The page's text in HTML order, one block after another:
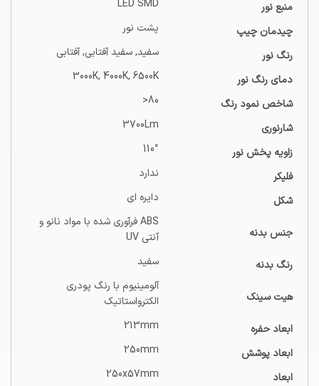
منبع نور
LED SMD
چیدمان چیپ
پشت نور
رنگ نور
سفید, سفید آفتابی, آفتابی
دمای رنگ نور
3000K, 4000K, 6500K
شاخص نمود رنگ
80<
شارنوری
3700Lm
زاویه پخش نور
110°
فلیکر
ندارد
شکل
دایره ای
جنس بدنه
ABS فرآوری شده با مواد نانو و
آنتی UV
رنگ بدنه
سفید
هیت سینک
آلومینیوم با رنگ پودری
الکترواستاتیک
ابعاد حفره
213mm
ابعاد پوشش
250mm
ابعاد
250x57mm